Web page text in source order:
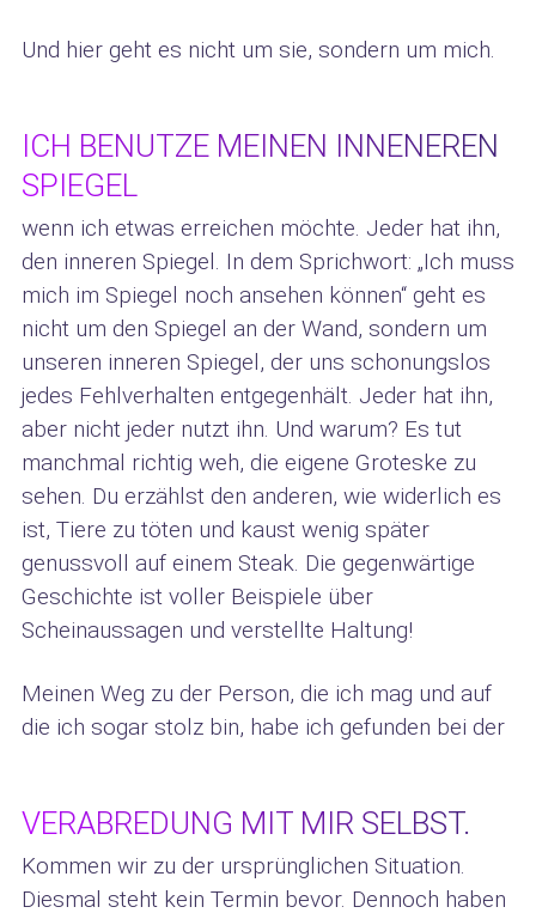
Und hier geht es nicht um sie, sondern um mich.
ICH BENUTZE MEINEN INNENEREN
SPIEGEL
wenn ich etwas erreichen möchte. Jeder hat ihn,
den inneren Spiegel. In dem Sprichwort: „Ich muss
mich im Spiegel noch ansehen können“ geht es
nicht um den Spiegel an der Wand, sondern um
unseren inneren Spiegel, der uns schonungslos
jedes Fehlverhalten entgegenhält. Jeder hat ihn,
aber nicht jeder nutzt ihn. Und warum? Es tut
manchmal richtig weh, die eigene Groteske zu
sehen. Du erzählst den anderen, wie widerlich es
ist, Tiere zu töten und kaust wenig später
genussvoll auf einem Steak. Die gegenwärtige
Geschichte ist voller Beispiele über
Scheinaussagen und verstellte Haltung!
Meinen Weg zu der Person, die ich mag und auf
die ich sogar stolz bin, habe ich gefunden bei der
VERABREDUNG MIT MIR SELBST.
Kommen wir zu der ursprünglichen Situation.
Diesmal steht kein Termin bevor. Dennoch haben